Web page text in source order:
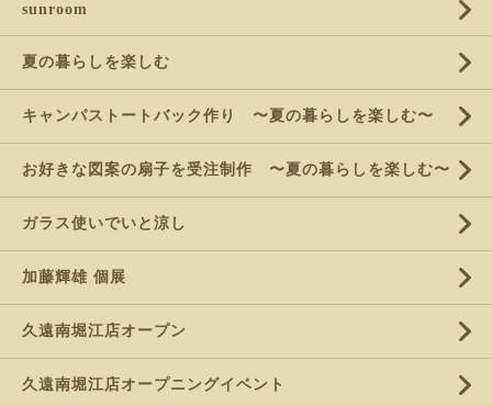
sunroom
夏の暮らしを楽しむ
キャンパストートバック作り 〜夏の暮らしを楽しむ〜
お好きな図案の扇子を受注制作 〜夏の暮らしを楽しむ〜
ガラス使いでいと涼し
加藤輝雄 個展
久遠南堀江店オープン
久遠南堀江店オープニングイベント